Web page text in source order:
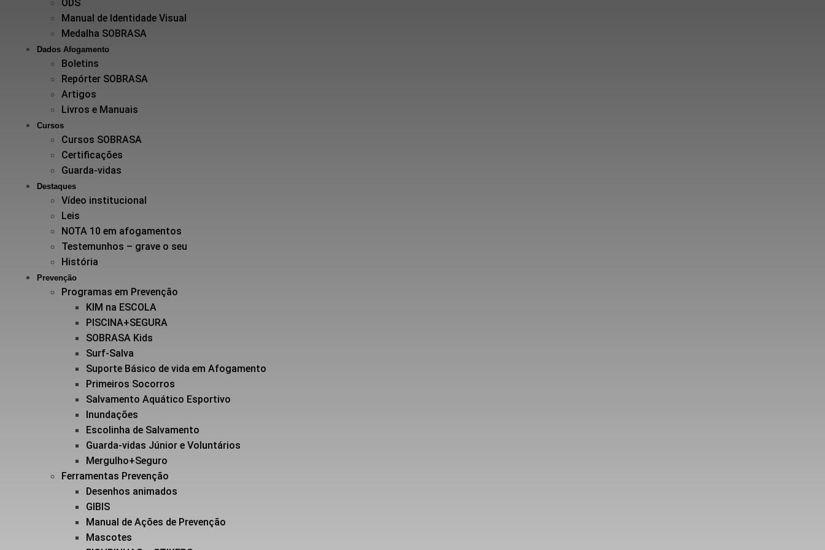
ODS
Manual de Identidade Visual
Medalha SOBRASA
Dados Afogamento
Boletins
Repórter SOBRASA
Artigos
Livros e Manuais
Cursos
Cursos SOBRASA
Certificações
Guarda-vidas
Destaques
Vídeo institucional
Leis
NOTA 10 em afogamentos
Testemunhos – grave o seu
História
Prevenção
Programas em Prevenção
KIM na ESCOLA
PISCINA+SEGURA
SOBRASA Kids
Surf-Salva
Suporte Básico de vida em Afogamento
Primeiros Socorros
Salvamento Aquático Esportivo
Inundações
Escolinha de Salvamento
Guarda-vidas Júnior e Voluntários
Mergulho+Seguro
Ferramentas Prevenção
Desenhos animados
GIBIS
Manual de Ações de Prevenção
Mascotes